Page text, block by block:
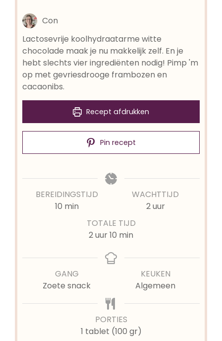
Con
Lactosevrije koolhydraatarme witte
chocolade maak je nu makkelijk zelf. En je
hebt slechts vier ingrediënten nodig! Pimp 'm
op met gevriesdrooge frambozen en
cacaonibs.
Recept afdrukken
Pin recept
BEREIDINGSTIJD
10minuten
min
WACHTTIJD
2uur
uur
TOTALE TIJD
2uur
uur10 minuten
min
GANG
Zoete snack
KEUKEN
Algemeen
PORTIES
1 tablet (100 gr)